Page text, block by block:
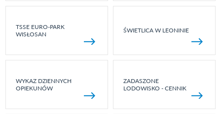
TSSE EURO-PARK
WISŁOSAN
ŚWIETLICA W LEONINIE
WYKAZ DZIENNYCH
OPIEKUNÓW
ZADASZONE
LODOWISKO - CENNIK